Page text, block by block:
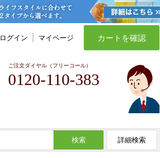
ログイン マイページ カートを確認
ご注文ダイヤル（フリーコール）
0120-110-383
検索 詳細検索